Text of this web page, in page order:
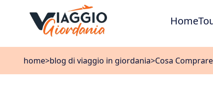
Home
home>blog di viaggio in giordania>Cosa